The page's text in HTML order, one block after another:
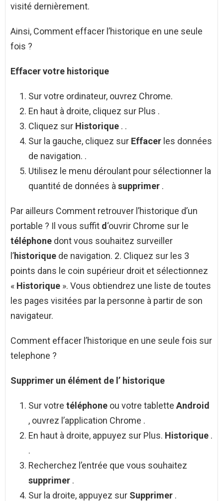
visité dernièrement.
Ainsi, Comment effacer l’historique en une seule
fois ?
Effacervotre historique
Sur votre ordinateur, ouvrez Chrome.
En haut à droite, cliquez sur Plus .
Cliquez sur Historique . .
Sur la gauche, cliquez sur Effacer les données
de navigation. .
Utilisez le menu déroulant pour sélectionner la
quantité de données à supprimer .
Par ailleurs Comment retrouver l’historique d’un
portable ? Il vous suffit d ‘ouvrir Chrome sur le
téléphone dont vous souhaitez surveiller
l’historique de navigation. 2. Cliquez sur les 3
points dans le coin supérieur droit et sélectionnez
« Historique ». Vous obtiendrez une liste de toutes
les pages visitées par la personne à partir de son
navigateur.
Comment effacer l’historique en une seule fois sur
telephone ?
Supprimer un élément de l’ historique
Sur votre téléphone ou votre tablette Android
, ouvrez l’application Chrome .
En haut à droite, appuyez sur Plus. Historique .
.
Recherchez l’entrée que vous souhaitez
supprimer .
Sur la droite, appuyez sur Supprimer .